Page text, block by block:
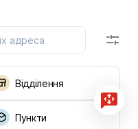
Відділення
Пункти